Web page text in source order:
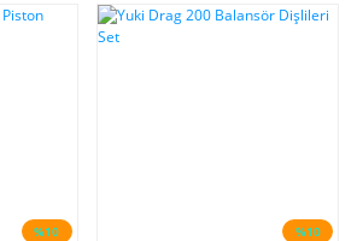
%10 %10